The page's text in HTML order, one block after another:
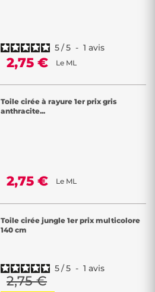
5/5 - 1 avis
2,75 € Le ML
Toile cirée à rayure 1er prix gris
anthracite...
2,75 € Le ML
Toile cirée jungle 1er prix multicolore
140 cm
5/5 - 1 avis
2,75 €